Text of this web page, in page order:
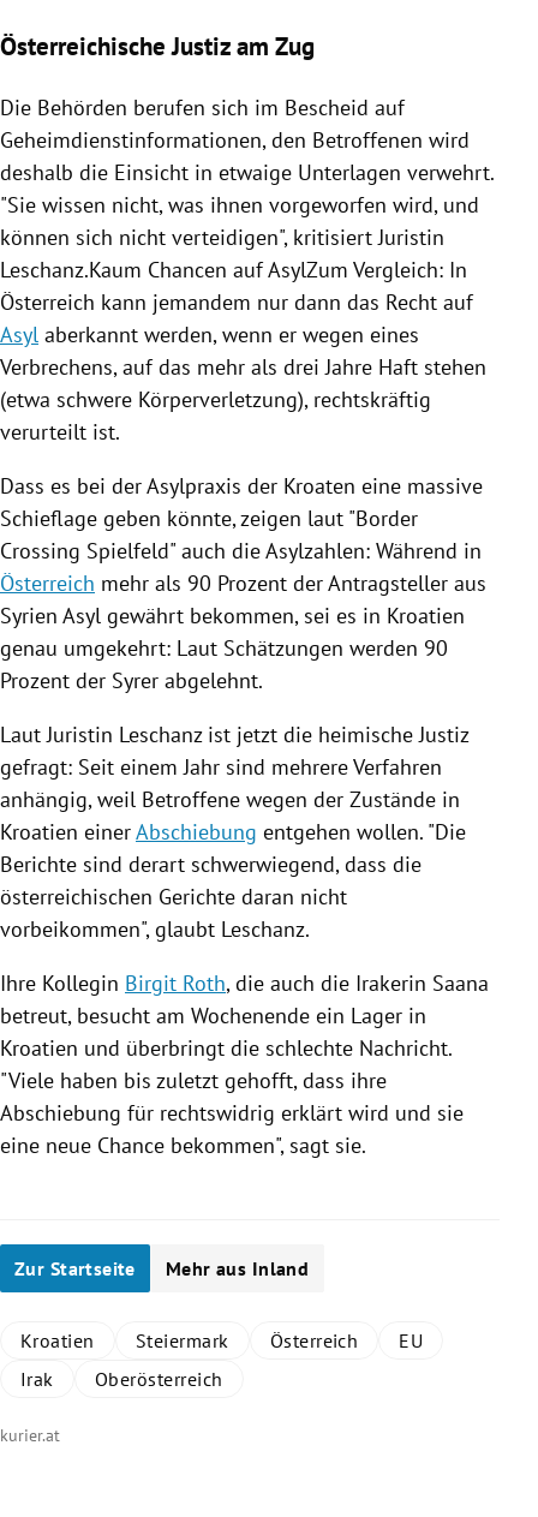
Österreichische Justiz am Zug
Die Behörden berufen sich im Bescheid auf
Geheimdienstinformationen, den Betroffenen wird
deshalb die Einsicht in etwaige Unterlagen verwehrt.
"Sie wissen nicht, was ihnen vorgeworfen wird, und
können sich nicht verteidigen", kritisiert Juristin
Leschanz.Kaum Chancen auf AsylZum Vergleich: In
Österreich kann jemandem nur dann das Recht auf
Asyl aberkannt werden, wenn er wegen eines
Verbrechens, auf das mehr als drei Jahre Haft stehen
(etwa schwere Körperverletzung), rechtskräftig
verurteilt ist.
Dass es bei der Asylpraxis der Kroaten eine massive
Schieflage geben könnte, zeigen laut "Border
Crossing Spielfeld" auch die Asylzahlen: Während in
Österreich mehr als 90 Prozent der Antragsteller aus
Syrien Asyl gewährt bekommen, sei es in Kroatien
genau umgekehrt: Laut Schätzungen werden 90
Prozent der Syrer abgelehnt.
Laut Juristin Leschanz ist jetzt die heimische Justiz
gefragt: Seit einem Jahr sind mehrere Verfahren
anhängig, weil Betroffene wegen der Zustände in
Kroatien einerAbschiebung entgehen wollen. "Die
Berichte sind derart schwerwiegend, dass die
österreichischen Gerichte daran nicht
vorbeikommen", glaubt Leschanz.
Ihre Kollegin Birgit Roth, die auch die Irakerin Saana
betreut, besucht am Wochenende ein Lager in
Kroatien und überbringt die schlechte Nachricht.
"Viele haben bis zuletzt gehofft, dass ihre
Abschiebung für rechtswidrig erklärt wird und sie
eine neue Chance bekommen", sagt sie.
Zur Startseite Mehr aus Inland
Kroatien Steiermark Österreich
EU
Irak
Oberösterreich
kurier.at